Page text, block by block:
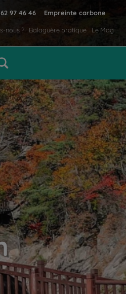
97 46 46 Empreinte carbone
nous ? Balaguère pratique Le Mag